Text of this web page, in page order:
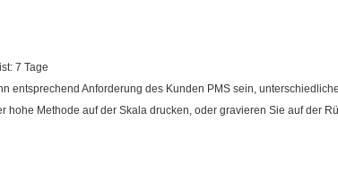
7 Tage
entsprechend Anforderung des Kunden PMS sein,
hohe Methode auf der Skala drucken, oder gravieren Sie auf der